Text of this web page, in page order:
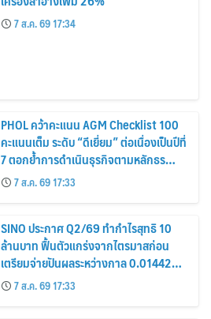
7 ส.ค. 69 17:34
PHOL คว้าคะแนน AGM Checklist 100
คะแนนเต็ม ระดับ “ดีเยี่ยม” ต่อเนื่องเป็นปีที่
7 ตอกย้ำการดำเนินธุรกิจตามหลักธร
รมาภิบาล โปร่งใส สร้างความเชื่อมั่นผู้ถือ
หุ้น
7 ส.ค. 69 17:33
SINO ประกาศ Q2/69 ทำกำไรสุทธิ 10
ล้านบาท ฟื้นตัวแกร่งจากไตรมาสก่อน
เตรียมจ่ายปันผลระหว่างกาล 0.014423
บาทต่อหุ้น ครึ่งปีหลังมุ่งเติบโตต่อเนื่อง
7 ส.ค. 69 17:33